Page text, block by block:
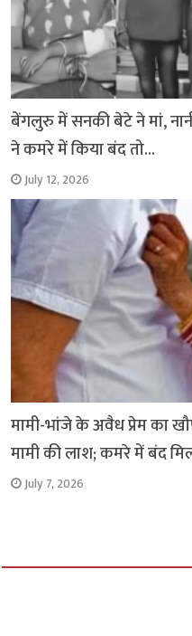
बेंगलुरु में सनकी बेटे ने मां,
ने कमरे में किया बंद तो…
July 12, 2026
मामी-भांजे के अवैध प्रेम का
मामी की लाश; कमरे में बंद
July 7, 2026